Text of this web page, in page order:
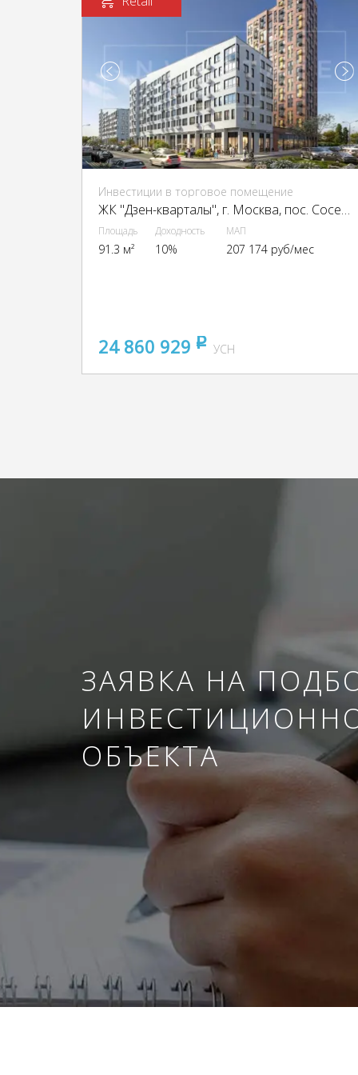
Инвестиции в торговое помещение
ЖК "Дзен-кварталы", г. Москва, пос. Сосенское, Александры Монаховой ул.
Площадь
91.3 м²
Доходность
10%
МАП
207 174 руб/мес
24 860 929 pуб
УСН
ЗАЯВКА НА
ОБЪЕКТА